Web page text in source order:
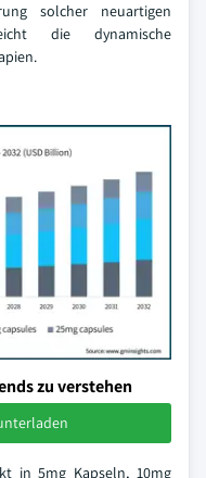
solcher neuartigen
die dynamische
zu verstehen
in 5mg Kapseln, 10mg